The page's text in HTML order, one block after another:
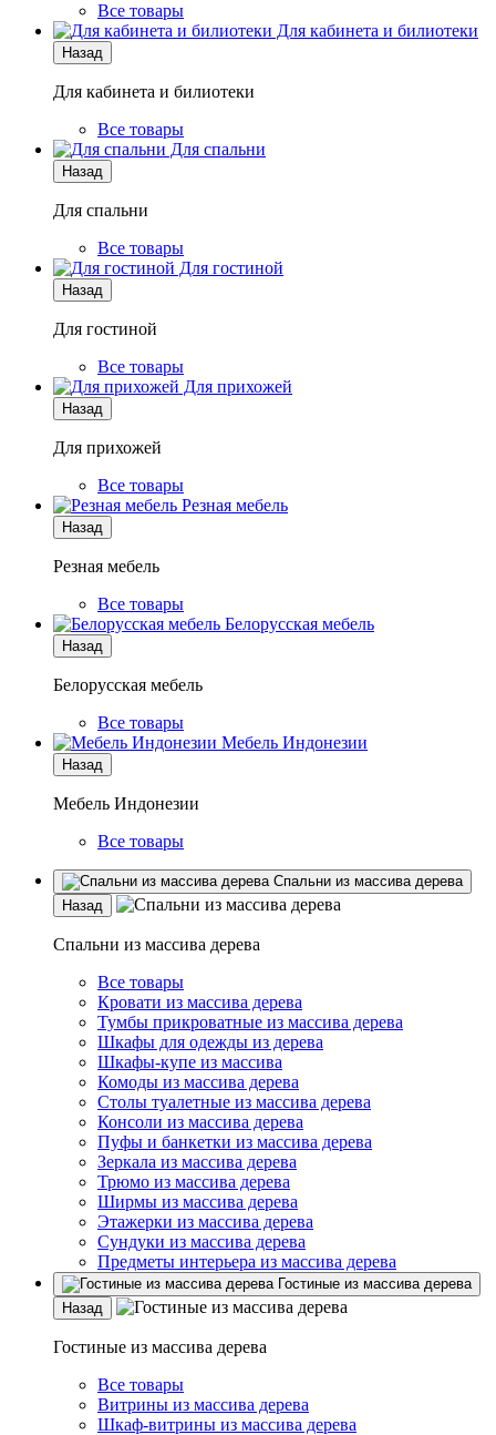
Все товары
Для кабинета и билиотеки
Назад
Для кабинета и билиотеки
Все товары
Для спальни
Назад
Для спальни
Все товары
Для гостиной
Назад
Для гостиной
Все товары
Для прихожей
Назад
Для прихожей
Все товары
Резная мебель
Назад
Резная мебель
Все товары
Белорусская мебель
Назад
Белорусская мебель
Все товары
Мебель Индонезии
Назад
Мебель Индонезии
Все товары
Спальни из массива дерева
Назад
Спальни из массива дерева
Все товары
Кровати из массива дерева
Тумбы прикроватные из массива дерева
Шкафы для одежды из дерева
Шкафы-купе из массива
Комоды из массива дерева
Столы туалетные из массива дерева
Консоли из массива дерева
Пуфы и банкетки из массива дерева
Зеркала из массива дерева
Трюмо из массива дерева
Ширмы из массива дерева
Этажерки из массива дерева
Сундуки из массива дерева
Предметы интерьера из массива дерева
Гостиные из массива дерева
Назад
Гостиные из массива дерева
Все товары
Витрины из массива дерева
Шкаф-витрины из массива дерева